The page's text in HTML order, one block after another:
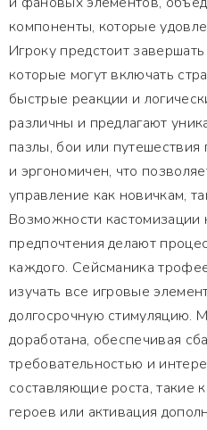
компоненты, которые
Игроку предстоит
которые могут включать
быстрые реакции и
различны и предлагают
пазлы, бои или
и эргономичен, что
управление как новичкам,
Возможности кастомизации
предпочтения делают
каждого. Сейсманика
изучать все игровые
долгосрочную стимуляцию.
доработана, обеспечивая
требовательностью и
составляющие роста, такие
героев или активация